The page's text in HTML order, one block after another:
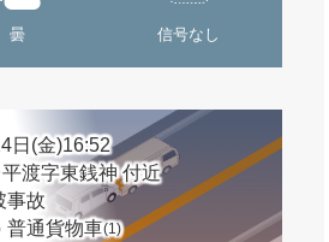
曇 信号なし
日(金)16:52
渡字東銭神 付近
事故
普通貨物車(1)